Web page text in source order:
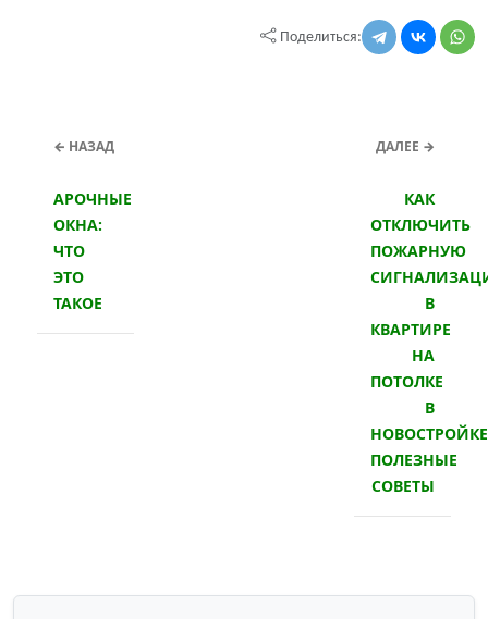
Поделиться:
← НАЗАД
АРОЧНЫЕ
ОКНА:
ЧТО
ЭТО
ТАКОЕ
ДАЛЕЕ →
КАК
ОТКЛЮЧИТЬ
ПОЖАРНУЮ
В
КВАРТИРЕ
НА
ПОТОЛКЕ
В
ПОЛЕЗНЫЕ
СОВЕТЫ